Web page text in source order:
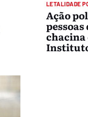
LETALIDADE
Ação
chacina